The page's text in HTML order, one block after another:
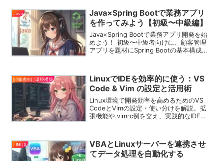
Java
Java×Spring Bootで業務アプリ
を作ってみよう【初級〜中級編】
Java×Spring Bootで業務アプリ開発を始
めよう！ 初級〜中級者向けに、顧客管理
アプリを題材にSpring Bootの基本構成か
につきます。
開発者向け環境構築
LinuxでIDEを効率的に使う：VS
Code & Vim の設定と活用術
Linux環境で開発効率を高めるためのVS
CodeとVimの設定・使い分けを解説。拡
張機能や.vimrc例を交え、実践的なIDE活
LINUX
VBAとLinuxサーバーを連携させ
てデータ処理を自動化する